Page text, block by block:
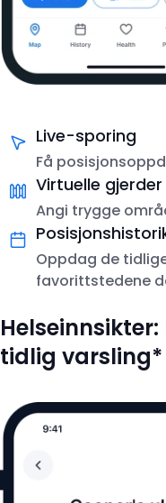
Live-sporing
Få
Virtuelle gjerder
Angi trygge
Oppdag de
favorittstedene
tidlig varsling*